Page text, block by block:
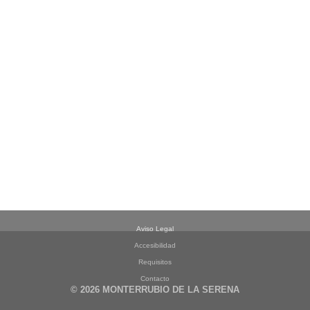
Aviso Legal
Accesibilidad
Requisitos
Contacto
© 2026 MONTERRUBIO DE LA SERENA